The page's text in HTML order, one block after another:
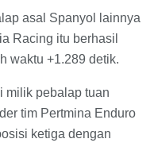
asal Spanyol lainnya
Racing itu berhasil
waktu +1.289 detik.
milik pebalap tuan
tim Pertmina Enduro
ketiga dengan